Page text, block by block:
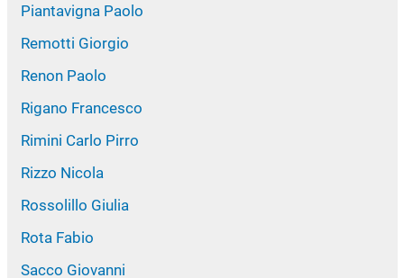
Piantavigna Paolo
Remotti Giorgio
Renon Paolo
Rigano Francesco
Rimini Carlo Pirro
Rizzo Nicola
Rossolillo Giulia
Rota Fabio
Sacco Giovanni